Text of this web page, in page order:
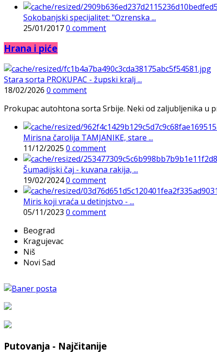
Sokobanjski specijalitet: "Ozrenska ...
25/01/20170 comment
Hrana i piće
Stara sorta PROKUPAC - župski kralj ...
18/02/2026 0 comment
Prokupac autohtona sorta Srbije. Neki od zaljubljenika u
Mirisna čarolija TAMJANIKE, stare ...
11/12/2025 0 comment
Šumadijski čaj - kuvana rakija, ...
19/02/20240 comment
Miris koji vraća u detinjstvo - ...
05/11/2023 0 comment
Beograd
Kragujevac
Niš
Novi Sad
Putovanja - Najčitanije